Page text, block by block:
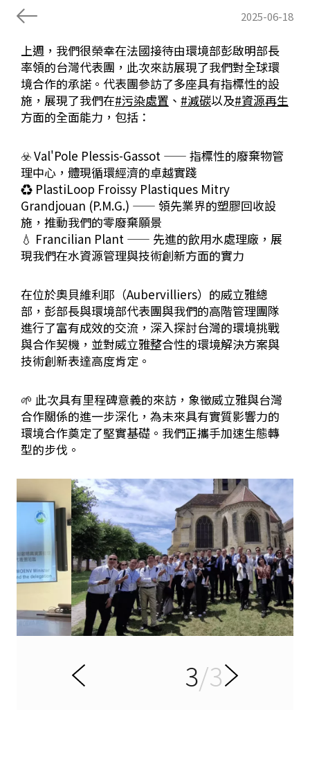
2025-06-18
上週，我們很榮幸在法國接待由環境部彭啟明部長
率領的台灣代表團，此次來訪展現了我們對全球環
境合作的承諾。代表團參訪了多座具有指標性的設
施，展現了我們在#污染處置 、 #減碳以及#資源再生
方面的全面能力，包括：
☣️ Val'Pole Plessis-Gassot —— 指標性的廢棄物管
理中心，體現循環經濟的卓越實踐
♻️ PlastiLoop Froissy Plastiques Mitry
Grandjouan (P.M.G.) —— 領先業界的塑膠回收設
施，推動我們的零廢棄願景
💧 Francilian Plant —— 先進的飲用水處理廠，展
現我們在水資源管理與技術創新方面的實力
在位於奧貝維利耶（Aubervilliers）的威立雅總
部，彭部長與環境部代表團與我們的高階管理團隊
進行了富有成效的交流，深入探討台灣的環境挑戰
與合作契機，並對威立雅整合性的環境解決方案與
技術創新表達高度肯定。
🌱 此次具有里程碑意義的來訪，象徵威立雅與台灣
合作關係的進一步深化，為未來具有實質影響力的
環境合作奠定了堅實基礎。我們正攜手加速生態轉
型的步伐。
前
項
下
一